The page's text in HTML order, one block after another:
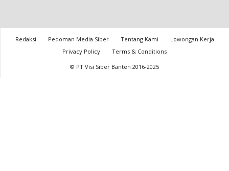
Redaksi Pedoman Media Siber Tentang Kami
Lowongan Kerja
Privacy Policy
Terms & Conditions
© PT Visi Siber Banten 2016-2025